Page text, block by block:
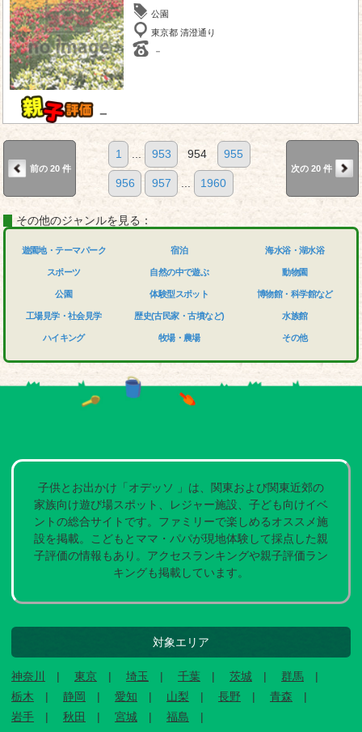
－
公園
東京都 清澄通り
－
前の 20 件
1 ... 953 954 955
956 957 ... 1960
次の 20 件
その他のジャンルを見る：
遊園地・テーマパーク
スポーツ
公園
工場見学・社会見学
ハイキング
宿泊
自然の中で遊ぶ
体験型スポット
歴史(古民家・古墳など)
牧場・農場
海水浴・湖水浴
動物園
博物館・科学館など
水族館
その他
子供とお出かけ「オデッソ 」は、関東および関東近郊の
家族向け遊び場スポット、レジャー施設、子ども向けイベ
ントの総合サイトです。ファミリーで楽しめるオススメ施
設を掲載。こどもとママ・パパが現地体験して採点した親
子評価の情報もあり。アクセスランキングや親子評価ラン
キングも掲載しています。
対象エリア
神奈川 東京 埼玉 千葉 茨城
群馬
栃木
静岡 愛知 山梨 長野
青森
岩手
秋田 宮城 福島